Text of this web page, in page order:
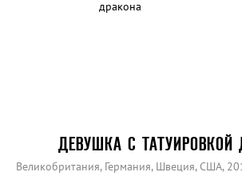
ДЕВУШКА С ТАТУИРОВКОЙ
Великобритания, Германия, Швеция, США,